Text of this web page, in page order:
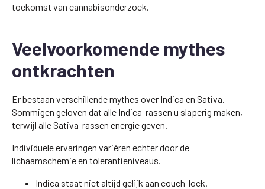
toekomst van cannabisonderzoek.
Veelvoorkomende mythes
ontkrachten
Er bestaan verschillende mythes over Indica en Sativa.
Sommigen geloven dat alle Indica-rassen u slaperig maken,
terwijl alle Sativa-rassen energie geven.
Individuele ervaringen variëren echter door de
lichaamschemie en tolerantieniveaus.
Indica staat niet altijd gelijk aan couch-lock.